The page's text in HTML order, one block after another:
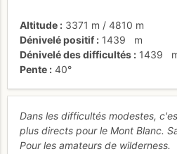
Altitude 3371 m / 4810 m
Dénivelé positif
1439
m
Dénivelé des difficultés
1439
Pente
40°
Dans les difficultés modestes,
plus directs pour le Mont Blanc.
Pour les amateurs de wilderness.